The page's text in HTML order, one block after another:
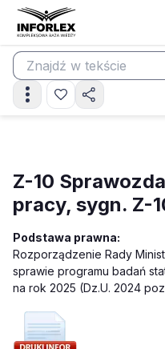
Z-10
pracy, sygn. Z-
Podstawa prawna:
Rozporządzenie Rady
sprawie programu badań
na rok 2025 (Dz.U. 2024